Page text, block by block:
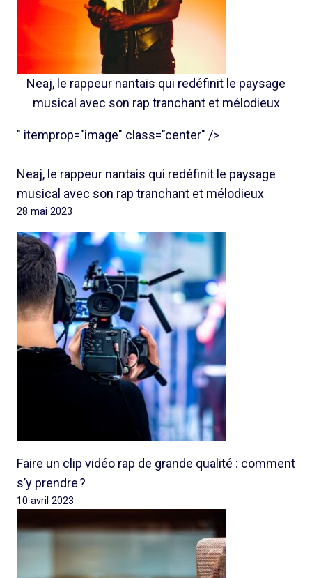
Neaj, le rappeur nantais qui redéfinit le paysage
musical avec son rap tranchant et mélodieux
" itemprop="image" class="center" />
Neaj, le rappeur nantais qui redéfinit le paysage
musical avec son rap tranchant et mélodieux
28 mai 2023
Faire un clip vidéo rap de grande qualité : comment
s’y prendre ?
10 avril 2023